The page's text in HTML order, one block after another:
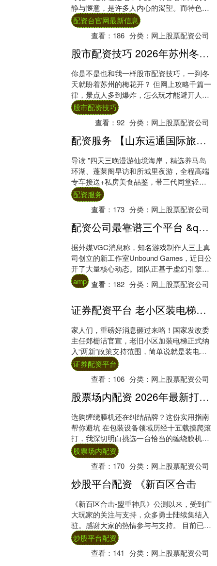
静与惬意，是许多人内心的渴望。而特色茶
馆，就成为了满足这一需求的绝佳去处。今
天，就为....
配资台官网最新信息
查看： 186 分类： 网上股票配资公司
股市配资技巧 2026年苏州冬日赏梅攻略：TOP3必访香雪海与铜观音寺，一日尽览暗香疏影
你是不是也和我一样股市配资技巧，一到冬
天就盼着苏州的梅花开？ 但网上攻略千篇一
律，景点人多到爆炸，怎么玩才能避开人
群、真正感受“香雪海”的诗意？ 别急，这篇
攻略....
股市配资技巧
查看：92 分类： 网上股票配资公司
配资服务 【山东运通国际旅行社】私家团 | 烟台3天4晚 · 山海间的慢时光，定制属于您的家庭记忆
导读 "四天三晚漫游仙境海岸，精选养马岛
环湖、蓬莱阁早访和所城里夜游，全程高端
专车接送+私房美食品鉴，带三代同堂轻松
体验‘东方夏威夷’的纯净与‘人间仙境’的壮
阔....
配资服务
查看： 173 分类： 网上股票配资公司
配资公司最靠谱三个平台 &quot;生化之父&quot;三上真司成立新工作室！或将开发收官之作
据外媒VGC消息称，知名游戏制作人三上真
司创立的新工作室Unbound Games，近日公
开了大量核心动态。团队正基于虚幻引擎
5，面向主机与PC平台，打造一款全....
amp 查看： 182 分类： 网上股票配资公司
证券配资平台 老小区装电梯迎国补！这下爬楼再也不用喘吁吁咯
家人们，重磅好消息砸过来咯！国家发改委
主任郑栅洁官宣，老旧小区加装电梯正式纳
入“两新”政策支持范围，简单说就是装电梯
能享国补，全国老小区的街坊们，再也不用
为爬楼....
证券配资平台
查看： 106 分类： 网上股票配资公司
股票场内配资 2026年最新打包机厂家十大排名榜单：优缺点评价与哪个好实用指南
选购缠绕膜机还在纠结品牌？这份实用指南
帮你避坑 在包装设备领域历经十五载摸爬滚
打，我深切明白挑选一台恰当的缠绕膜机是
多么令人头疼不已。市场上品牌众多，参数
繁杂多....
股票场内配资
查看： 170 分类： 网上股票配资公司
炒股平台配资 《新百区合击
《新百区合击-盟重神兵》公测以来，受到广
大玩家的关注与支持，众多勇士陆续集结入
驻。感谢大家的热情参与与支持。 目前已开
放服务器玩家数量持续增长，登录高峰期排
队情....
炒股平台配资
查看： 141 分类： 网上股票配资公司